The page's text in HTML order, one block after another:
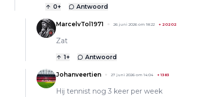
0+ Antwoord
MarcelvTol1971 26 juni 2026 om 18:22 + 20202
Zat
1+ Antwoord
Johanveertien 27 juni 2026 om 14:04 +1383
Hij tennist nog 3 keer per week